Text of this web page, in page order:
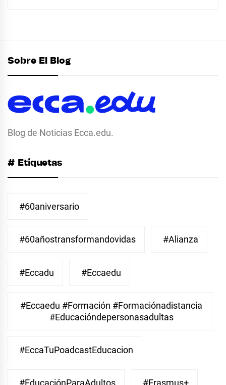
Sobre El Blog
Blog de Noticias Ecca.edu.
# Etiquetas
#60aniversario
#60añostransformandovidas #Alianza
#eccadu #eccaedu
#eccaedu #formación #formaciónadistancia
#educacióndepersonasadultas
#EccaTuPoadcastEducacion
#EducaciónParaAdultos #Erasmus+